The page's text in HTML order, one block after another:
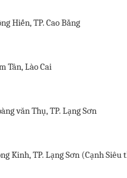
Hiến, TP. Cao Bằng
Tân, Lào Cai
văn Thụ, TP. Lạng Sơn
Kinh, TP. Lạng Sơn (Cạnh Siêu